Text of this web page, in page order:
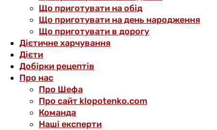
Що приготувати на обід
Що приготувати на день народження
Що приготувати в дорогу
Дієтичне харчування
Дієти
Добірки рецептів
Про нас
Про Шефа
Про сайт klopotenko.com
Команда
Наші експерти